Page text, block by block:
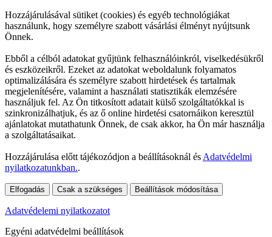
Hozzájárulásával sütiket (cookies) és egyéb technológiákat
használunk, hogy személyre szabott vásárlási élményt nyújtsunk
Önnek.
Ebből a célból adatokat gyűjtünk felhasználóinkról, viselkedésükről
és eszközeikről. Ezeket az adatokat weboldalunk folyamatos
optimalizálására és személyre szabott hirdetések és tartalmak
megjelenítésére, valamint a használati statisztikák elemzésére
használjuk fel. Az Ön titkosított adatait külső szolgáltatókkal is
szinkronizálhatjuk, és az ő online hirdetési csatornáikon keresztül
ajánlatokat mutathatunk Önnek, de csak akkor, ha Ön már használja
a szolgáltatásaikat.
Hozzájárulása előtt tájékozódjon a beállításoknál és Adatvédelmi
nyilatkozatunkban..
Elfogadás Csak a szükséges Beállítások módosítása
Adatvédelemi nyilatkozatot
Egyéni adatvédelmi beállítások